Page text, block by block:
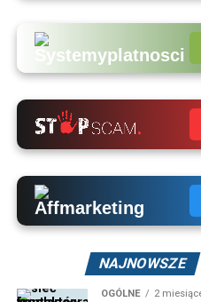
NAJNOWSZE
OGÓLNE 2